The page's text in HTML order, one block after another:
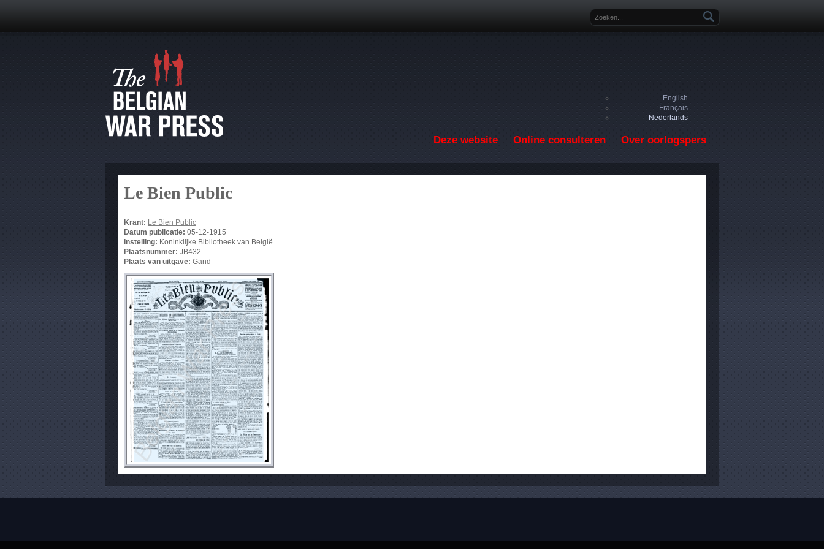
Zoekveld
English
Français
Nederlands
Deze website Online consulteren Over oorlogspers
Le Bien Public
Krant: Le Bien Public
Datum publicatie: 05-12-1915
Instelling: Koninklijke Bibliotheek van België
Plaatsnummer: JB432
Plaats van uitgave: Gand